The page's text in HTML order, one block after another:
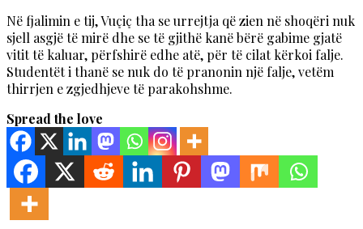
Në fjalimin e tij, Vuçiç tha se urrejtja që zien në shoqëri nuk
sjell asgjë të mirë dhe se të gjithë kanë bërë gabime gjatë
vitit të kaluar, përfshirë edhe atë, për të cilat kërkoi falje.
Studentët i thanë se nuk do të pranonin një falje, vetëm
thirrjen e zgjedhjeve të parakohshme.
Spread the love